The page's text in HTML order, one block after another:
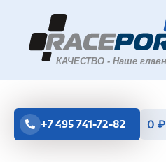
+7 495 741-72-82 0 ₽